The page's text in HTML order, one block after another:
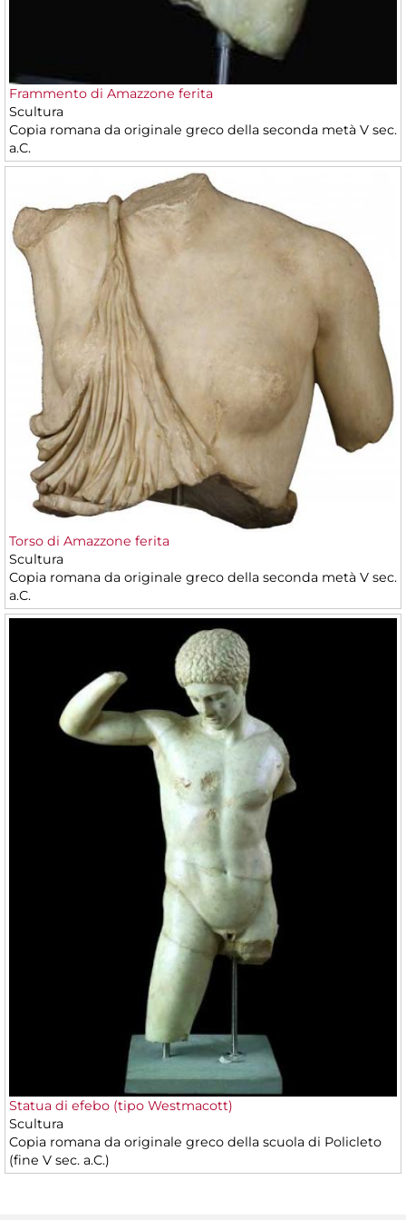
Frammento di Amazzone ferita
Scultura
Copia romana da originale greco della seconda metà V sec.
a.C.
Torso di Amazzone ferita
Scultura
Copia romana da originale greco della seconda metà V sec.
a.C.
Statua di efebo (tipo Westmacott)
Scultura
Copia romana da originale greco della scuola di Policleto
(fine V sec. a.C.)